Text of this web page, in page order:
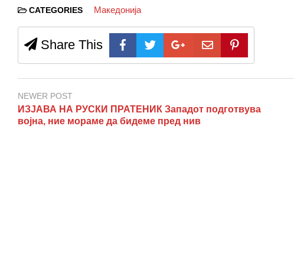
CATEGORIES Македонија
Share This
NEWER POST
ИЗЈАВА НА РУСКИ ПРАТЕНИК Западот подготвува
војна, ние мораме да бидеме пред нив